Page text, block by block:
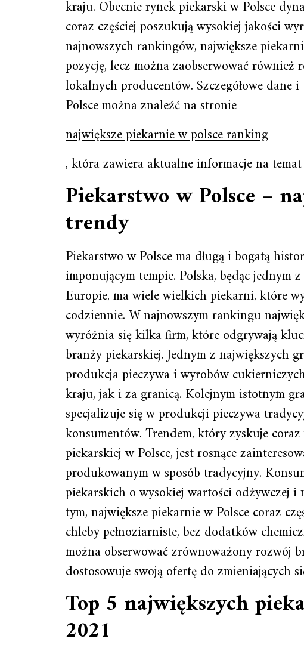
kraju. Obecnie rynek piekarski w Polsce
coraz częściej poszukują wysokiej jakości
najnowszych rankingów, największe
pozycję, lecz można zaobserwować również
lokalnych producentów. Szczegółowe
Polsce można znaleźć na stronie
największe piekarnie w polsce ranking
, która zawiera aktualne informacje na
Piekarstwo w Polsce –
trendy
Piekarstwo w Polsce ma długą i bogatą
imponującym tempie. Polska, będąc jednym
Europie, ma wiele wielkich piekarni, które
codziennie. W najnowszym rankingu
wyróżnia się kilka firm, które odgrywają
branży piekarskiej. Jednym z największych
produkcja pieczywa i wyrobów
kraju, jak i za granicą. Kolejnym istotnym
specjalizuje się w produkcji pieczywa
konsumentów. Trendem, który zyskuje
piekarskiej w Polsce, jest rosnące
produkowanym w sposób tradycyjny.
piekarskich o wysokiej wartości odżywczej i
tym, największe piekarnie w Polsce coraz
chleby pełnoziarniste, bez dodatków
można obserwować zrównoważony rozwój
dostosowuje swoją ofertę do zmieniających
Top 5 największych
2021